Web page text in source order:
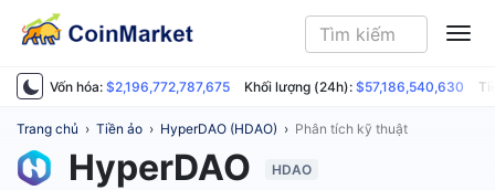
Vốn hóa: $2,196,772,787,675 Khối lượng (24h): $57,186,540,630
Trang chủ › Tiền ảo › HyperDAO (HDAO) › Phân tích kỹ thuật
HyperDAO HDAO